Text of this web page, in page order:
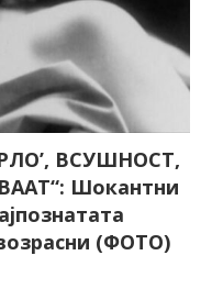
ВСУШНОСТ,
Шокантни
(ФОТО)